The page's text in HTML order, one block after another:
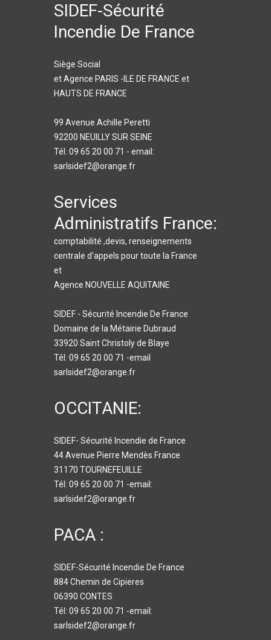
SIDEF-Sécurité
Incendie De France
Siège Social
et Agence PARIS -ILE DE FRANCE et
HAUTS DE FRANCE
99 Avenue Achille Peretti
92200 NEUILLY SUR SEINE
Tél: 09 65 20 00 71 - email:
sarlsidef2@orange.fr
Services
Administratifs France:
comptabilité ,devis, renseignements
centrale d'appels pour toute la France
et
Agence NOUVELLE AQUITAINE
SIDEF - Sécurité Incendie De France
Domaine de la Métairie Dubraud
33920 Saint Christoly de Blaye
Tél: 09 65 20 00 71 -email
sarlsidef2@orange.fr
OCCITANIE:
SIDEF- Sécurité Incendie de France
44 Avenue Pierre Mendès France
31170 TOURNEFEUILLE
Tél: 09 65 20 00 71 -email:
sarlsidef2@orange.fr
PACA :
SIDEF-Sécurité Incendie De France
884 Chemin de Cipieres
06390 CONTES
Tél: 09 65 20 00 71 -email:
sarlsidef2@orange.fr